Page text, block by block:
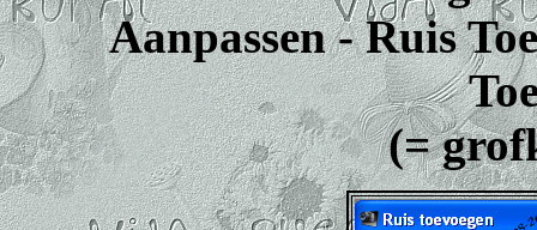
Aanpassen - Ruis
(=